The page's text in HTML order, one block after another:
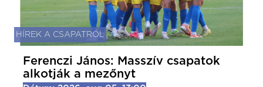
HÍREK A CSAPATRÓL
Ferenczi János: Masszív csapatok
alkotják a mezőnyt